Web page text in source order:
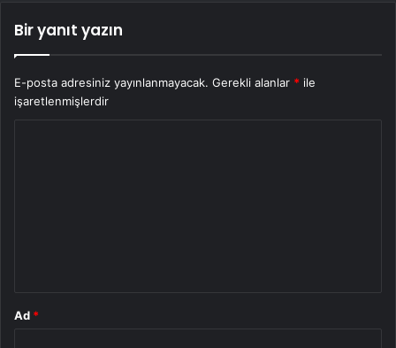
Bir yanıt yazın
E-posta adresiniz yayınlanmayacak. Gerekli alanlar * ile
işaretlenmişlerdir
Ad *